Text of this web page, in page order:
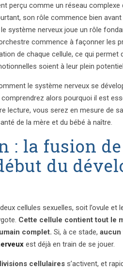
perçu comme un réseau complexe
son rôle commence bien avant
système nerveux joue un rôle
commence à façonner les
de chaque cellule, ce qui permet
soient à leur plein
le système nerveux se
alors pourquoi il est
lecture, vous serez en mesure de
de la mère et du bébé à naître.
: la fusion
du
cellules sexuelles, soit l’ovule et
Cette cellule contient tout le
complet. Si, à ce stade, aucun
est déjà en train de se jouer.
cellulaires s’activent, et